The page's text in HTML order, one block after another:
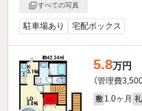
すべての写真
駐車場あり 宅配ボックス
5.8万円
（管理費3,500
敷 1.0ヶ月 礼